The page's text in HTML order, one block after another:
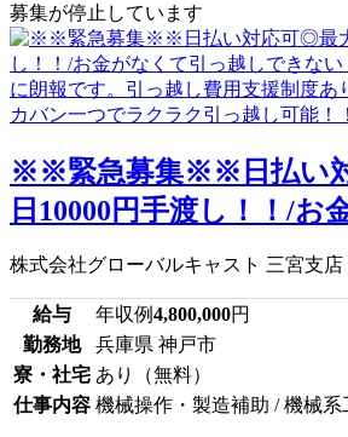
募集が停止しています
※※緊急募集※※日払い
日10000円手渡し！！/お
株式会社グローバルキャスト 三宮支店
給与 年収例4,800,000円
勤務地
兵庫県 神戸市
寮・社宅 あり（無料）
仕事内容 機械操作・製造補助 / 機械系